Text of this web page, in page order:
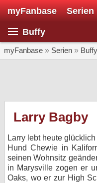
myFanbase Serien
Buffy
myFanbase » Serien »
Larry Bagby
Larry lebt heute
Hund Chewie in
seinen Wohnsitz
in Marysville zogen er
Oaks, wo er zur High